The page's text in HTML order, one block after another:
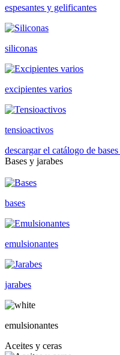
espesantes y gelificantes
siliconas
excipientes varios
tensioactivos
descargar el catálogo de bases
Bases y jarabes
bases
emulsionantes
jarabes
emulsionantes
Aceites y ceras